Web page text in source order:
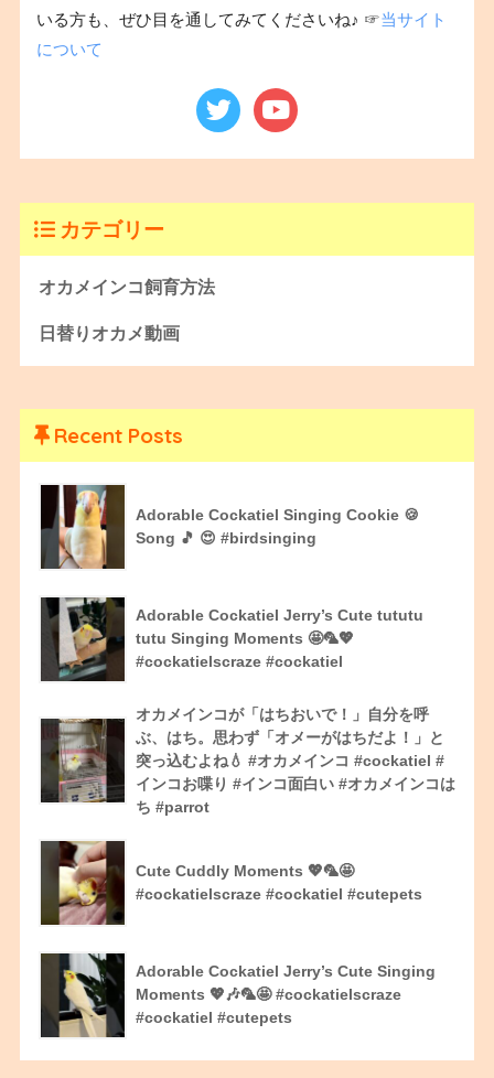
いる方も、ぜひ目を通してみてくださいね♪ ☞当サイト
について
カテゴリー
オカメインコ飼育方法
日替りオカメ動画
Recent Posts
Adorable Cockatiel Singing Cookie 🍪
Song 🎵 😍 #birdsinging
Adorable Cockatiel Jerry’s Cute tututu
tutu Singing Moments 🤩🦜💖
#cockatielscraze #cockatiel
オカメインコが「はちおいで！」自分を呼
ぶ、はち。思わず「オメーがはちだよ！」と
突っ込むよね💧 #オカメインコ #cockatiel #
インコお喋り #インコ面白い #オカメインコは
ち #parrot
Cute Cuddly Moments 💖🦜🤩
#cockatielscraze #cockatiel #cutepets
Adorable Cockatiel Jerry’s Cute Singing
Moments 💖🎶🦜🤩 #cockatielscraze
#cockatiel #cutepets